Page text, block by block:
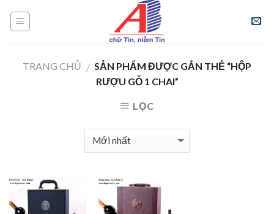
TRANG CHỦ / SẢN PHẨM ĐƯỢC GẮN THẺ “HỘP
RƯỢU GỖ 1 CHAI”
LỌC